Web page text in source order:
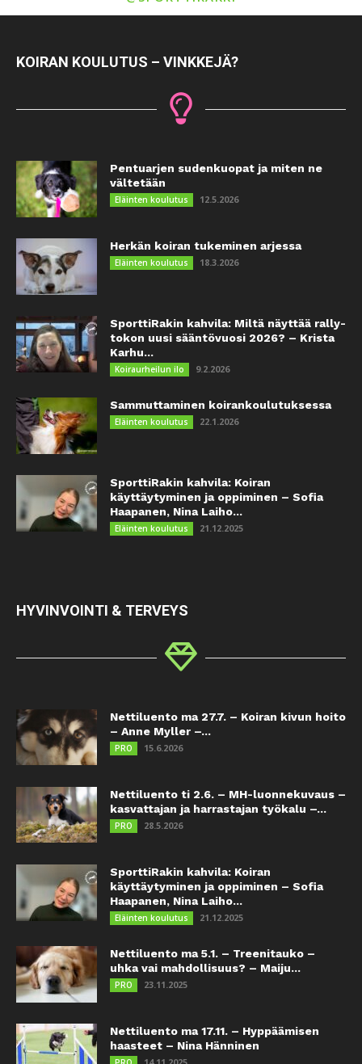
KOIRAN KOULUTUS – VINKKEJÄ?
Pentuarjen sudenkuopat ja miten ne
vältetään
Eläinten koulutus 12.5.2026
Herkän koiran tukeminen arjessa
Eläinten koulutus 18.3.2026
SporttiRakin kahvila: Miltä näyttää rally-
tokon uusi sääntövuosi 2026? – Krista
Karhu...
Koiraurheilun ilo 9.2.2026
Sammuttaminen koirankoulutuksessa
Eläinten koulutus 22.1.2026
SporttiRakin kahvila: Koiran
käyttäytyminen ja oppiminen – Sofia
Haapanen, Nina Laiho...
Eläinten koulutus 21.12.2025
HYVINVOINTI & TERVEYS
Nettiluento ma 27.7. – Koiran kivun hoito
– Anne Myller –...
PRO 15.6.2026
Nettiluento ti 2.6. – MH-luonnekuvaus –
kasvattajan ja harrastajan työkalu –...
PRO 28.5.2026
SporttiRakin kahvila: Koiran
käyttäytyminen ja oppiminen – Sofia
Haapanen, Nina Laiho...
Eläinten koulutus 21.12.2025
Nettiluento ma 5.1. – Treenitauko –
uhka vai mahdollisuus? – Maiju...
PRO 23.11.2025
Nettiluento ma 17.11. – Hyppäämisen
haasteet – Nina Hänninen